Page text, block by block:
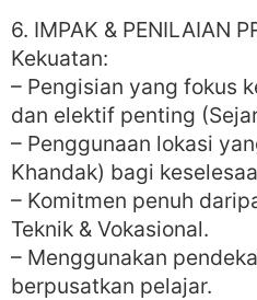
6. IMPAK & PENILAIAN
Kekuatan:
– Pengisian yang fokus
dan elektif penting
– Penggunaan lokasi
Khandak) bagi
– Komitmen penuh
Teknik & Vokasional.
– Menggunakan
berpusatkan pelajar.